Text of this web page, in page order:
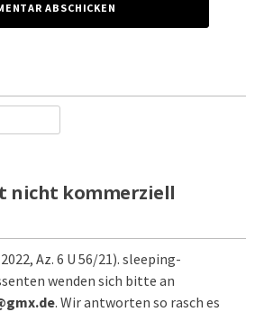
nicht kommerziell
Az. 6 U 56/21). sleeping-
wenden sich bitte an
. Wir antworten so rasch es